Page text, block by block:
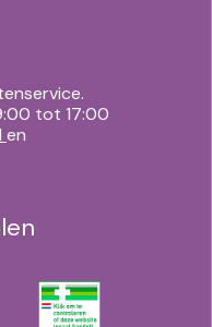
tot 17:00
en